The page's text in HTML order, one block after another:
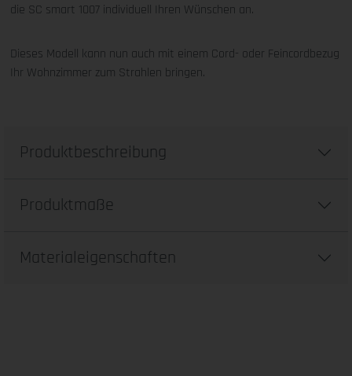
die SC smart 1007 individuell Ihren Wünschen an.
Dieses Modell kann nun auch mit einem Cord- oder Feincordbezug
Ihr Wohnzimmer zum Strahlen bringen.
Produktbeschreibung
Produktmaße
Materialeigenschaften